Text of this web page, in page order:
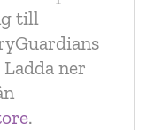
till
ner
.